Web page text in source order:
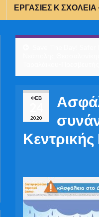
ΕΡΓΑΣΙΕΣ Κ ΣΧΟΛΕΙΑ
ΦΕΒ
2020